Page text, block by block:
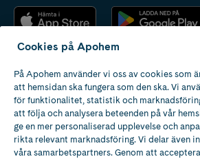
Apotek med tillstånd
av Läkemedelsverket
Cookies på Apohem
På Apohem använder vi oss av cookies som
att hemsidan ska fungera som den ska. Vi
för funktionalitet, statistik och
att följa och analysera beteenden på vår
ge en mer personaliserad upplevelse och
rikta relevant marknadsföring. Vi delar även
våra samarbetspartners. Genom att